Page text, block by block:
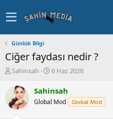
Günlük Bilgi
Ciğer faydası nedir ?
K
n
u
y
Sahinsah
B
ş
l
a
6 Haz 2026
Sahinsah
Global Mod Global Mod